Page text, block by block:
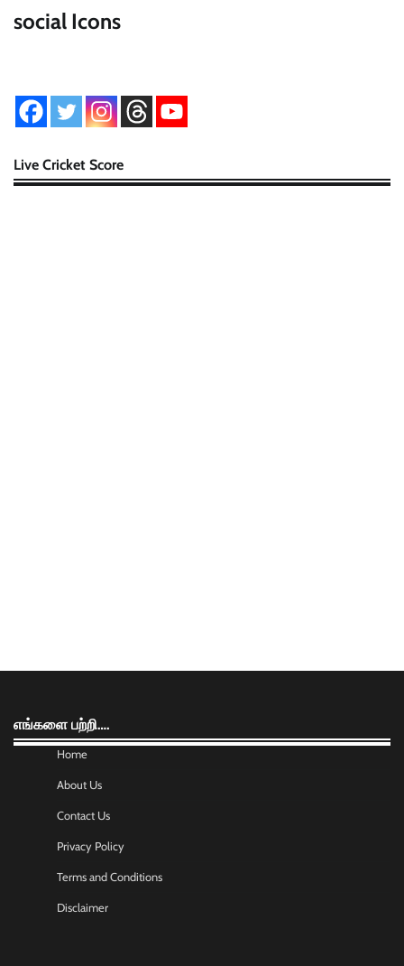
social Icons
Live Cricket Score
எங்களை பற்றி….
Home
About Us
Contact Us
Privacy Policy
Terms and Conditions
Disclaimer